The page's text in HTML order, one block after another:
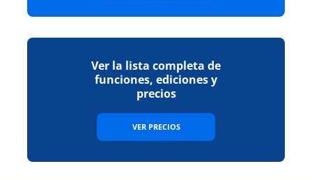
Ver la lista completa de
funciones, ediciones y
precios
VER PRECIOS